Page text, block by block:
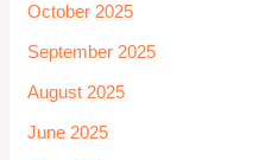
October 2025
September 2025
August 2025
June 2025